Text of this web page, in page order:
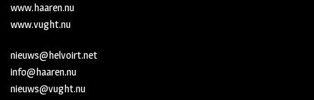
www.haaren.nu
www.vught.nu
nieuws@helvoirt.net
info@haaren.nu
nieuws@vught.nu